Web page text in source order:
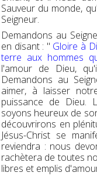
Sauveur du monde,
Seigneur.
Demandons au
en disant : " Gloire à
terre aux hommes
l'amour de Dieu,
Demandons au
aimer, à laisser
puissance de Dieu.
soyons heureux de
découvrirons en
Jésus-Christ se
reviendra : nous
rachètera de toutes
libres et emplis